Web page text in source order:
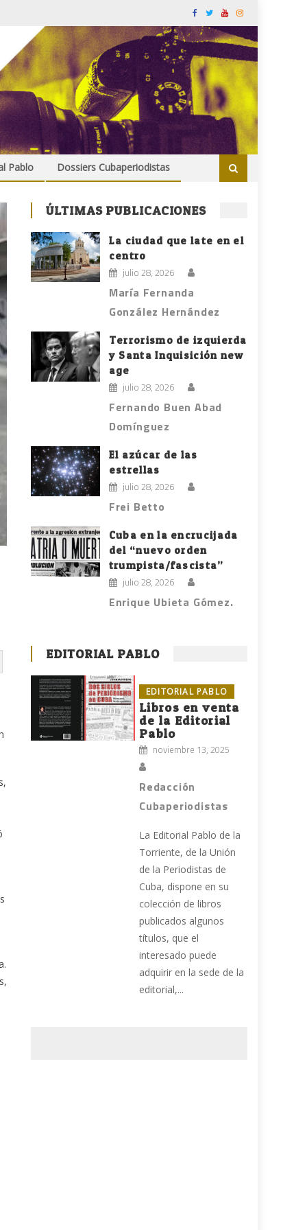
Pablo Dossiers Cubaperiodistas
ÚLTIMAS PUBLICACIONES
La ciudad que late en el
centro
julio 28, 2026
María Fernanda
González Hernández
Terrorismo de izquierda
y Santa Inquisición new
age
julio 28, 2026
Fernando Buen Abad
Domínguez
El azúcar de las
estrellas
julio 28, 2026
Frei Betto
Cuba en la encrucijada
del “nuevo orden
trumpista/fascista”
julio 28, 2026
Enrique Ubieta Gómez.
EDITORIAL PABLO
EDITORIAL PABLO
Libros en venta
de la Editorial
Pablo
noviembre 13, 2025
Redacción
Cubaperiodistas
La Editorial Pablo de la
Torriente, de la Unión
de la Periodistas de
Cuba, dispone en su
colección de libros
publicados algunos
títulos, que el
interesado puede
adquirir en la sede de la
editorial,...